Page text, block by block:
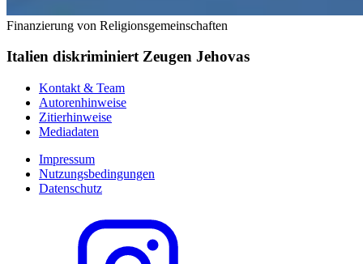
Finanzierung von Religionsgemeinschaften
Italien diskriminiert Zeugen Jehovas
Kontakt & Team
Autorenhinweise
Zitierhinweise
Mediadaten
Impressum
Nutzungsbedingungen
Datenschutz